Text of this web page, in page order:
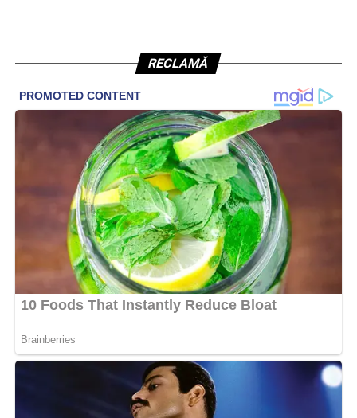
RECLAMĂ